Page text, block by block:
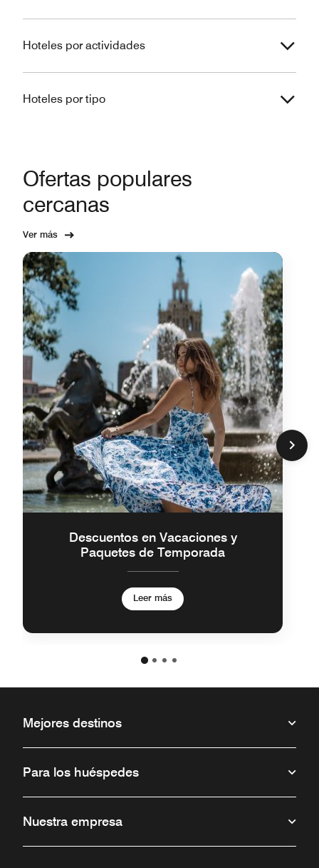
Hoteles por actividades
Hoteles por tipo
Ofertas populares
cercanas
Ver más
Descuentos en Vacaciones y
Paquetes de Temporada
Leer más
Mejores destinos
Para los huéspedes
Nuestra empresa